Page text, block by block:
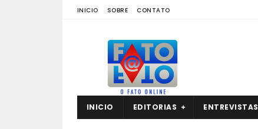
INICIO SOBRE CONTATO
INICIO EDITORIAS ENTREVISTAS